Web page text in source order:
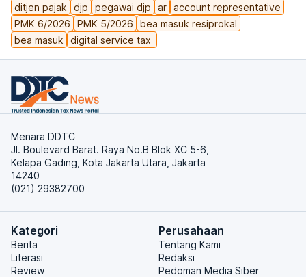
ditjen pajak djp pegawai djp ar account representative
PMK 6/2026
PMK 5/2026
bea masuk resiprokal
bea masuk
digital service tax
Menara DDTC
Jl. Boulevard Barat. Raya No.B Blok XC 5-6,
Kelapa Gading, Kota Jakarta Utara, Jakarta
14240
(021) 29382700
Kategori
Berita
Literasi
Review
Perusahaan
Tentang Kami
Redaksi
Pedoman Media Siber